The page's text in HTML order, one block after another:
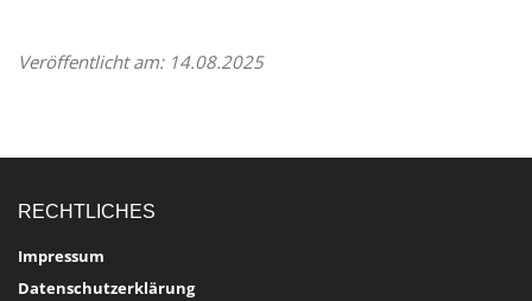
Veröffentlicht am: 14.08.2025
RECHTLICHES
Impressum
Datenschutzerklärung